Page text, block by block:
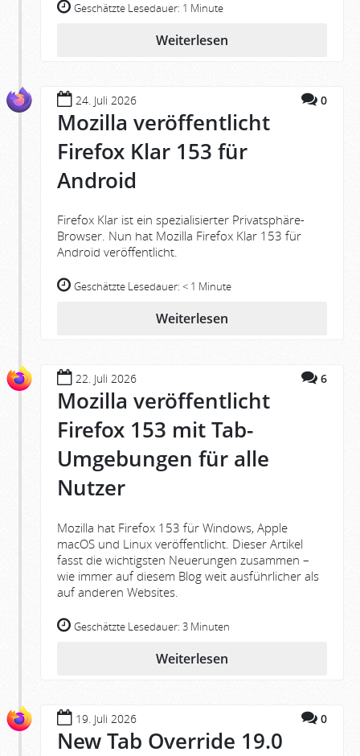
Geschätzte Lesedauer: 1 Minute
Weiterlesen
24. Juli 2026 0
Mozilla veröffentlicht
Firefox Klar 153 für
Android
Firefox Klar ist ein spezialisierter Privatsphäre-
Browser. Nun hat Mozilla Firefox Klar 153 für
Android veröffentlicht.
Geschätzte Lesedauer: < 1 Minute
Weiterlesen
22. Juli 2026 6
Mozilla veröffentlicht
Firefox 153 mit Tab-
Umgebungen für alle
Nutzer
Mozilla hat Firefox 153 für Windows, Apple
macOS und Linux veröffentlicht. Dieser Artikel
fasst die wichtigsten Neuerungen zusammen –
wie immer auf diesem Blog weit ausführlicher als
auf anderen Websites.
Geschätzte Lesedauer: 3 Minuten
Weiterlesen
19. Juli 2026 0
New Tab Override 19.0